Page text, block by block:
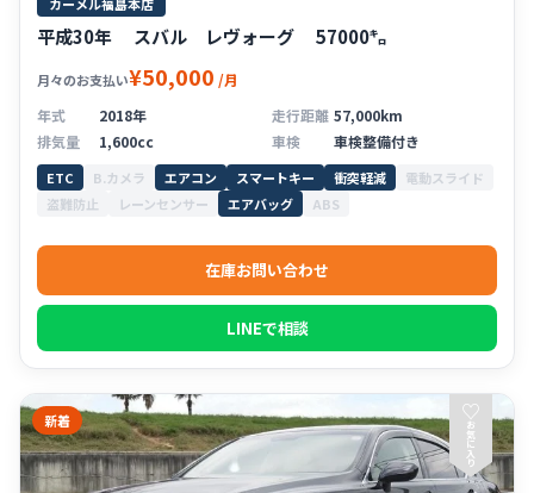
平成30年 スバル レヴォーグ 57000㌔
月々のお支払い¥50,000 /月
年式
2018年 走行距離 57,000km
排気量
1,600cc 車検 車検整備付き
ETC B.カメラ エアコン スマートキー 衝突軽減
電動スライド
盗難防止
レーンセンサー エアバッグ ABS
在庫お問い合わせ
LINEで相談
新着 ♡
お
気
に
入
り